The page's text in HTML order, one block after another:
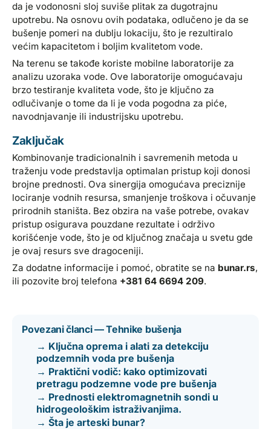
da je vodonosni sloj suviše plitak za dugotrajnu
upotrebu. Na osnovu ovih podataka, odlučeno je da se
bušenje pomeri na dublju lokaciju, što je rezultiralo
većim kapacitetom i boljim kvalitetom vode.
Na terenu se takođe koriste mobilne laboratorije za
analizu uzoraka vode. Ove laboratorije omogućavaju
brzo testiranje kvaliteta vode, što je ključno za
odlučivanje o tome da li je voda pogodna za piće,
navodnjavanje ili industrijsku upotrebu.
Zaključak
Kombinovanje tradicionalnih i savremenih metoda u
traženju vode predstavlja optimalan pristup koji donosi
brojne prednosti. Ova sinergija omogućava preciznije
lociranje vodnih resursa, smanjenje troškova i očuvanje
prirodnih staništa. Bez obzira na vaše potrebe, ovakav
pristup osigurava pouzdane rezultate i održivo
korišćenje vode, što je od ključnog značaja u svetu gde
je ovaj resurs sve dragoceniji.
Za dodatne informacije i pomoć, obratite se na bunar.rs,
ili pozovite broj telefona +381 64 6694 209.
Povezani članci — Tehnike bušenja
→ Ključna oprema i alati za detekciju
podzemnih voda pre bušenja
→ Praktični vodič: kako optimizovati
pretragu podzemne vode pre bušenja
→ Prednosti elektromagnetnih sondi u
hidrogeološkim istraživanjima.
→ Šta je arteski bunar?